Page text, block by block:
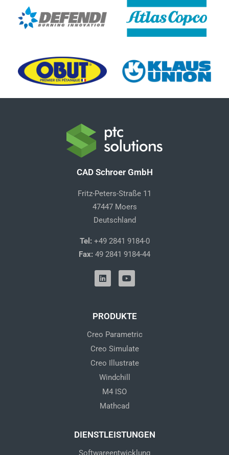
CAD Schroer GmbH
Fritz-Peters-Straße 11
47447 Moers
Deutschland
Tel: +49 2841 9184-0
Fax: 49 2841 9184-44
L
i
d
n
Y
o
b
PRODUKTE
Creo Parametric
Creo Simulate
Creo Illustrate
Windchill
M4 ISO
Mathcad
DIENSTLEISTUNGEN
Softwareentwicklung